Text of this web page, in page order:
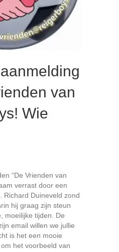
van
Wie
“De Vrienden van
verrast door een
Richard Duineveld zond
hij graag zijn steun
moeilijke tijden. De
email willen we jullie
is het een mooie
het voorbeeld van